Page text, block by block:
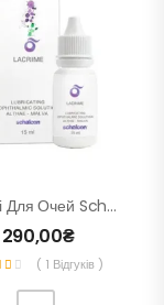
Краплі Для Очей Schalcon Lacrime Для Лікування Втомлених Очей – 15 Мл
290,00₴
( 1 Відгуків )